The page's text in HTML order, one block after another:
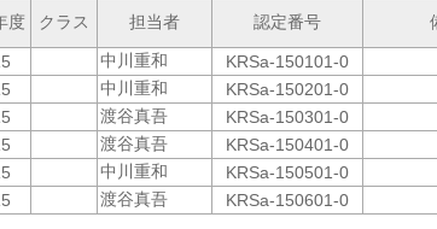
度 クラス 担当者 認定番号
中川重和
KRSa-150101-0
中川重和
KRSa-150201-0
渡谷真吾
KRSa-150301-0
渡谷真吾
KRSa-150401-0
中川重和
KRSa-150501-0
渡谷真吾 KRSa-150601-0